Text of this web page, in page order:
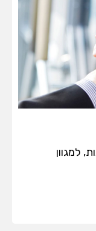
למגוון